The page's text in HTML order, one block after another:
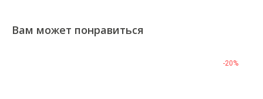
Вам может понравиться
-20%